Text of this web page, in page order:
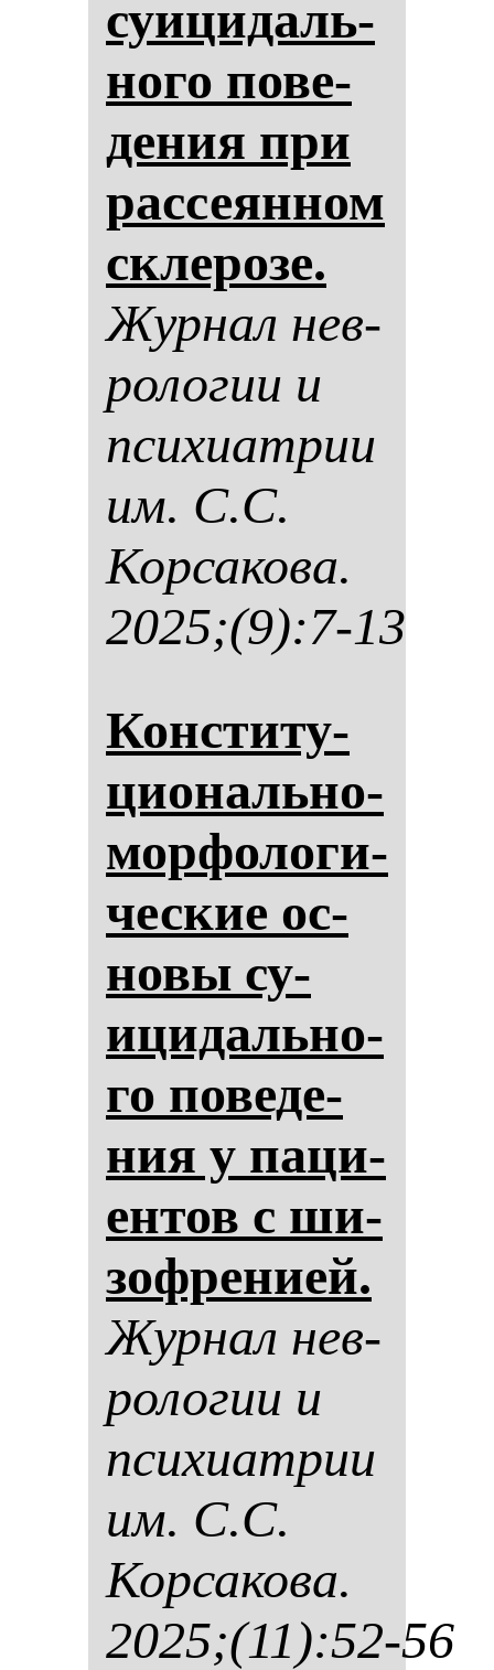
су­ици­даль­
но­го по­ве­
де­ния при
рас­се­ян­ном
скле­ро­зе.
Жур­нал нев­
ро­ло­гии и
пси­хи­ат­рии
им. С.С.
Кор­са­ко­ва.
2025;(9):7-13
Кон­сти­ту­
ци­ональ­но-
мор­фо­ло­ги­
чес­кие ос­
но­вы су­
ици­даль­но­
го по­ве­де­
ния у па­ци­
ен­тов с ши­
зоф­ре­ни­ей.
Жур­нал нев­
ро­ло­гии и
пси­хи­ат­рии
им. С.С.
Кор­са­ко­ва.
2025;(11):52-56